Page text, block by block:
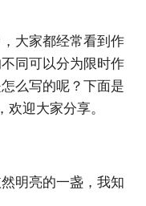
大家都经常看到作
同可以分为限时作
么写的呢？下面是
迎大家分享。
明亮的一盏，我知